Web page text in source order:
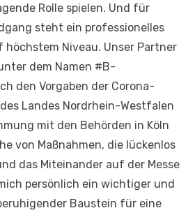
Rolle spielen. Und für
steht ein professionelles
Niveau. Unser Partner
dem Namen #B-
den Vorgaben der Corona-
Landes Nordrhein-Westfalen
mit den Behörden in Köln
von Maßnahmen, die lückenlos
das Miteinander auf der Messe
persönlich ein wichtiger und
Baustein für eine